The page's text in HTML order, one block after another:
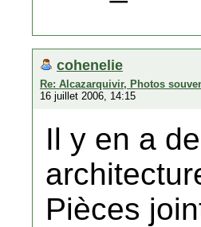
cohenelie
Re: Alcazarquivir, Photos
16 juillet 2006, 14:15
Il y en a
Pièces